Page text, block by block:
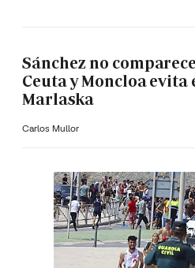
Sánchez no
Ceuta y Moncloa evita
Marlaska
Carlos Mullor